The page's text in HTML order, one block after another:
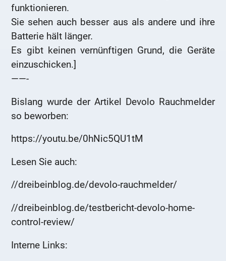
funktionieren.
Sie sehen auch besser aus als andere und ihre
Batterie hält länger.
Es gibt keinen vernünftigen Grund, die Geräte
einzuschicken.]
——-
Bislang wurde der Artikel Devolo Rauchmelder
so beworben:
https://youtu.be/0hNic5QU1tM
Lesen Sie auch:
//dreibeinblog.de/devolo-rauchmelder/
//dreibeinblog.de/testbericht-devolo-home-
control-review/
Interne Links: